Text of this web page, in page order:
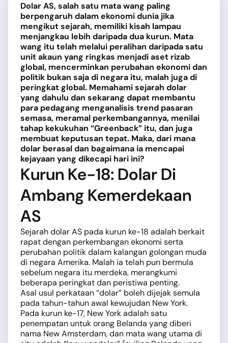
Dolar AS, salah satu mata wang paling
berpengaruh dalam ekonomi dunia jika
mengikut sejarah, memiliki kisah lampau
menjangkau lebih daripada dua kurun. Mata
wang itu telah melalui peralihan daripada satu
unit akaun yang ringkas menjadi aset rizab
global, mencerminkan perubahan ekonomi dan
politik bukan saja di negara itu, malah juga di
peringkat global. Memahami sejarah dolar
yang dahulu dan sekarang dapat membantu
para pedagang menganalisis trend pasaran
semasa, meramal perkembangannya, menilai
tahap kekukuhan “Greenback” itu, dan juga
membuat keputusan tepat. Maka, dari mana
dolar berasal dan bagaimana ia mencapai
kejayaan yang dikecapi hari ini?
Kurun Ke-18: Dolar Di
Ambang Kemerdekaan
AS
Sejarah dolar AS pada kurun ke-18 adalah berkait
rapat dengan perkembangan ekonomi serta
perubahan politik dalam kalangan golongan muda
di negara Amerika. Malah ia telah pun bermula
sebelum negara itu merdeka, merangkumi
beberapa peringkat dan peristiwa penting.
Asal usul perkataan “dolar” boleh dijejak semula
pada tahun-tahun awal kewujudan New York.
Pada kurun ke-17, New York adalah satu
penempatan untuk orang Belanda yang diberi
nama New Amsterdam, dan mata wang utama di